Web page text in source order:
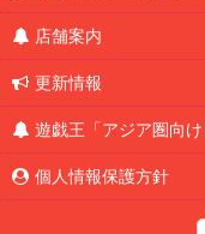
店舗案内
更新情報
遊戯王「アジア圏向
個人情報保護方針